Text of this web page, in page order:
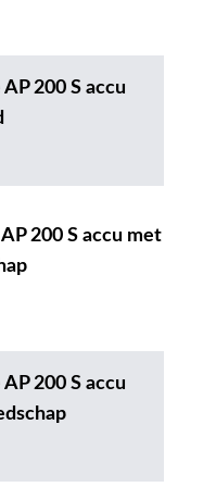
200 S accu
200 S accu met
200 S accu